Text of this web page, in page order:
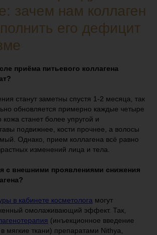
зачем нам коллаген
его дефицит
приёма питьевого коллагена
станут заметны спустя 1-2 месяца, так
обновляется примерно каждые четыре
станет более упругой и
подвижнее, кости прочнее, а волосы
Однако, прием коллагена всё равно
изменений лица и тела.
с внешними проявлениями снижения
в кабинете косметолога могут
омолаживающий эффект. Так,
(инъекционное введение
мягкие ткани) препаратами Nithya,